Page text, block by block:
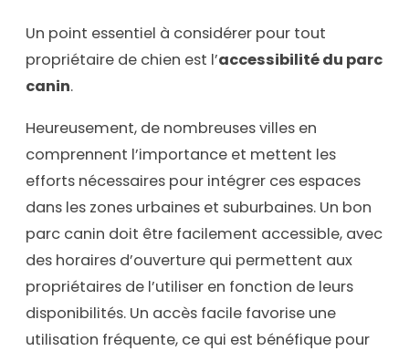
Un point essentiel à considérer pour tout
propriétaire de chien est l’accessibilité du parc
canin.
Heureusement, de nombreuses villes en
comprennent l’importance et mettent les
efforts nécessaires pour intégrer ces espaces
dans les zones urbaines et suburbaines. Un bon
parc canin doit être facilement accessible, avec
des horaires d’ouverture qui permettent aux
propriétaires de l’utiliser en fonction de leurs
disponibilités. Un accès facile favorise une
utilisation fréquente, ce qui est bénéfique pour